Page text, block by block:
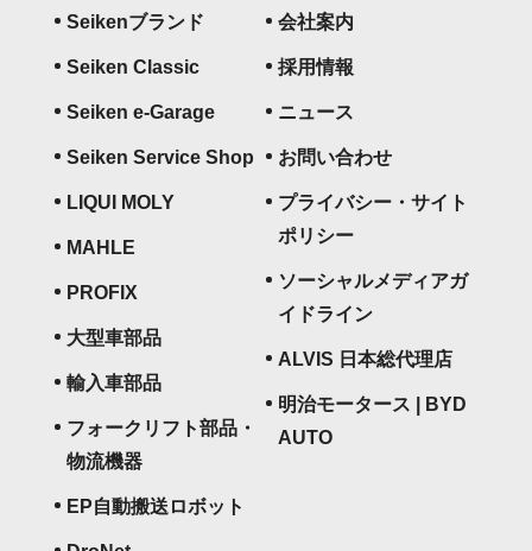
Seikenブランド
Seiken Classic
Seiken e-Garage
Seiken Service Shop
LIQUI MOLY
MAHLE
PROFIX
大型車部品
輸入車部品
フォークリフト部品・
物流機器
EP自動搬送ロボット
会社案内
採用情報
ニュース
お問い合わせ
プライバシー・サイト
ポリシー
ソーシャルメディアガ
イドライン
ALVIS 日本総代理店
明治モータース | BYD
AUTO